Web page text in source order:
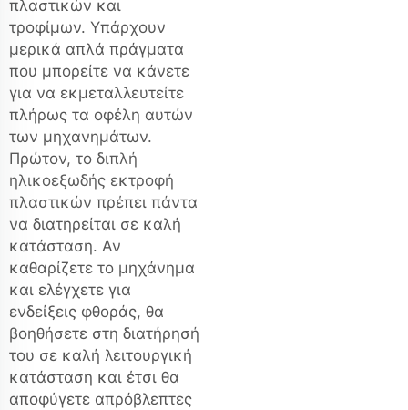
πλαστικών και
τροφίμων. Υπάρχουν
μερικά απλά πράγματα
που μπορείτε να κάνετε
για να εκμεταλλευτείτε
πλήρως τα οφέλη αυτών
των μηχανημάτων.
Πρώτον, το διπλή
ηλικοεξωδής εκτροφή
πλαστικών πρέπει πάντα
να διατηρείται σε καλή
κατάσταση. Αν
καθαρίζετε το μηχάνημα
και ελέγχετε για
ενδείξεις φθοράς, θα
βοηθήσετε στη διατήρησή
του σε καλή λειτουργική
κατάσταση και έτσι θα
αποφύγετε απρόβλεπτες